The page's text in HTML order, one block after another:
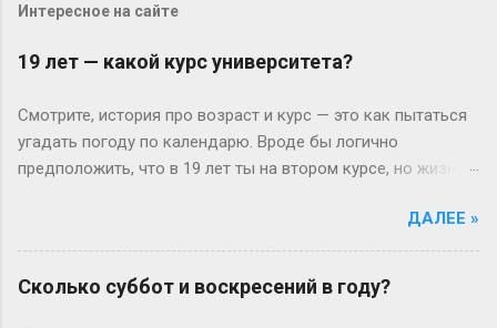
Интересное на сайте
19 лет — какой курс университета?
Смотрите, история про возраст и курс — это как пытаться
угадать погоду по календарю. Вроде бы логично
предположить, что в 19 лет ты на втором курсе, но жизнь-
без занудства, по-человечески. Когда всё идёт «по плану»
(или нет) В идеальном мире: закончил школу в 17, поступил
— и вот тебе 19, второй курс. Но реальность часто
напоминает автобус, который то опаздывает, то едет не
ДАЛЕЕ »
Сколько суббот и воскресений в году?